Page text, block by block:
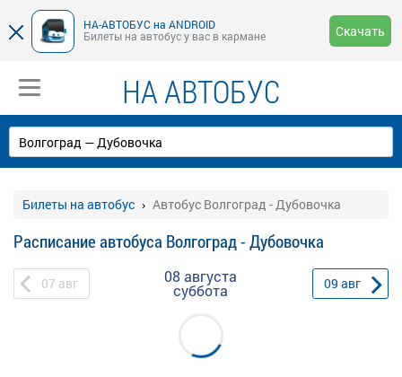
НА-АВТОБУС на ANDROID
Билеты на автобус у вас в кармане
Скачать
НА АВТОБУС
Билеты на автобус Автобус Волгоград - Дубовочка
Расписание автобуса Волгоград - Дубовочка
07 авг 08 августа
суббота 09 авг